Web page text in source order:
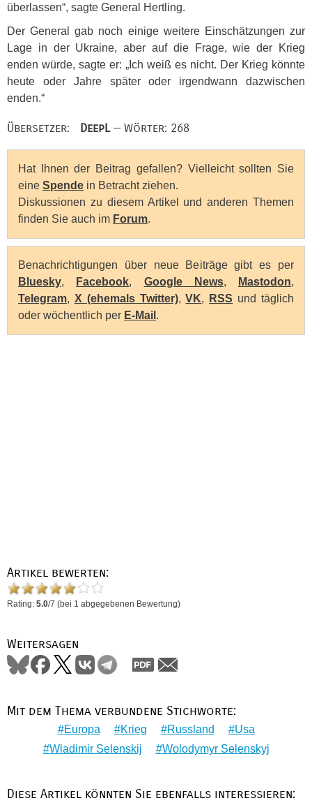
überlassen“, sagte General Hertling.
Der General gab noch einige weitere Einschätzungen zur
Lage in der Ukraine, aber auf die Frage, wie der Krieg
enden würde, sagte er: „Ich weiß es nicht. Der Krieg könnte
heute oder Jahre später oder irgendwann dazwischen
enden.“
Übersetzer: DeepL— Wörter: 268
Hat Ihnen der Beitrag gefallen? Vielleicht sollten Sie
eine Spende in Betracht ziehen.
Diskussionen zu diesem Artikel und anderen Themen
finden Sie auch im Forum.
Benachrichtigungen über neue Beiträge gibt es per
Bluesky, Facebook, Google News, Mastodon,
Telegram, X (ehemals Twitter),VK, RSS und täglich
oder wöchentlich per E-Mail .
Artikel bewerten:
Rating: 5.0/7 (bei 1 abgegebenen Bewertung)
Weitersagen
Mit dem Thema verbundene Stichworte:
Europa Krieg Russland
Usa
Wladimir Selenskij
Wolodymyr Selenskyj
Diese Artikel könnten Sie ebenfalls interessieren: